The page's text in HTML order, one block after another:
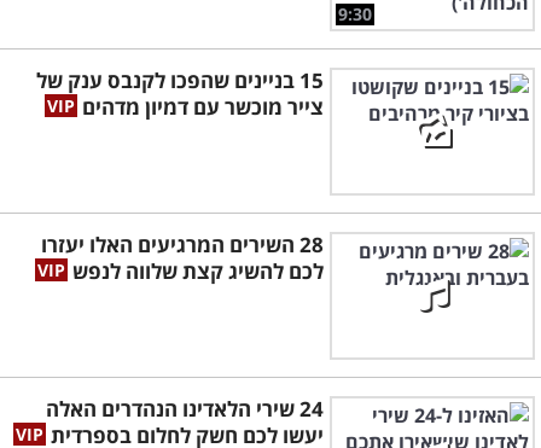
9:30
15 בניינים שהפכו לקנבס ענק של
צייר מוכשר עם דמיון מדהים
28 השירים המרגיעים האלו יעזרו
לכם להשיג קצת שלווה לנפש
24 שירי הלאדינו הנהדרים האלה
יעשו לכם חשק לחלום בספרדית